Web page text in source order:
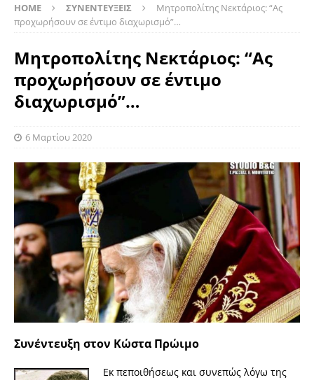
HOME ΣΥΝΕΝΤΕΥΞΕΙΣ
Μητροπολίτης Νεκτάριος: “Ας
προχωρήσουν σε έντιμο διαχωρισμό”…
Μητροπολίτης Νεκτάριος: “Ας
προχωρήσουν σε έντιμο
διαχωρισμό”…
6 Μαρτίου 2020
Συνέντευξη στον Κώστα Πρώιμο
Εκ πεποιθήσεως και συνεπώς λόγω της